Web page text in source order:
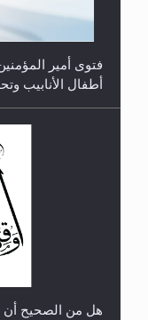
الهجرة: بحث عن
هل من الصحيح أن
الرجل المقتول؟
هل تعتبر الأشفار
والأظافر